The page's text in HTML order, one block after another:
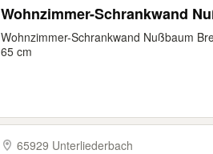
Wohnzimmer-Schrankwand
Wohnzimmer-Schrankwand Nußbaum
65 cm
65929 Unterliederbach